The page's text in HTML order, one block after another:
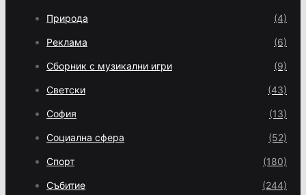
Природа (4)
Реклама (6)
Сборник с музикални игри (9)
Светски (43)
София (13)
Социална сфера (52)
Спорт (180)
Събитие (244)